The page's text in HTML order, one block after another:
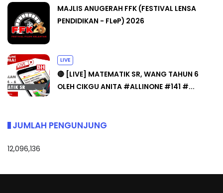
MAJLIS ANUGERAH FFK (FESTIVAL LENSA
PENDIDIKAN - FLeP) 2026
LIVE
🔴 [LIVE] MATEMATIK SR, WANG TAHUN 6
OLEH CIKGU ANITA #ALLINONE #141 #...
JUMLAH PENGUNJUNG
12,096,136